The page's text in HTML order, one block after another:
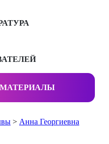
> Анна Георгиевна